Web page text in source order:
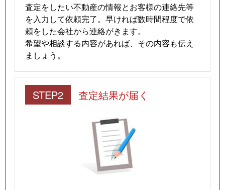
査定をしたい不動産の情報とお客様の連絡先等
を入力して依頼完了。早ければ数時間程度で依
頼をした会社から連絡がきます。
希望や相談する内容があれば、その内容も伝え
ましょう。
STEP2 査定結果が届く